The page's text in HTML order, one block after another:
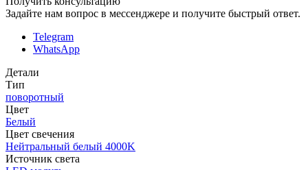
Задайте нам вопрос в мессенджере и получите быстрый ответ.
Telegram
WhatsApp
Детали
Тип
поворотный
Цвет
Белый
Цвет свечения
Нейтральный белый 4000K
Источник cвета